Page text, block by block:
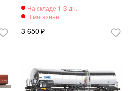
3 650